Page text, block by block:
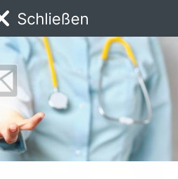
rer. nat.
Foto: © privat
Schließen